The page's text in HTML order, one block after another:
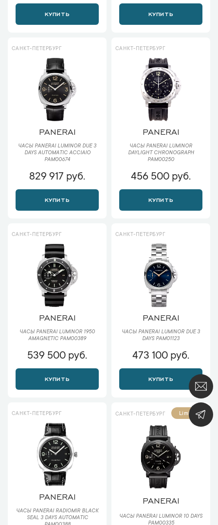
КУПИТЬ КУПИТЬ
САНКТ-ПЕТЕРБУРГ
PANERAI
ЧАСЫ PANERAI LUMINOR DUE 3
DAYS AUTOMATIC ACCIAIO
PAM00674
829 917 руб.
КУПИТЬ
САНКТ-ПЕТЕРБУРГ
PANERAI
ЧАСЫ PANERAI LUMINOR
DAYLIGHT CHRONOGRAPH
PAM00250
456 500 руб.
КУПИТЬ
САНКТ-ПЕТЕРБУРГ
PANERAI
ЧАСЫ PANERAI LUMINOR 1950
AMAGNETIC PAM00389
539 500 руб.
КУПИТЬ
САНКТ-ПЕТЕРБУРГ
PANERAI
ЧАСЫ PANERAI LUMINOR DUE 3
DAYS PAM01123
473 100 руб.
КУПИТЬ
САНКТ-ПЕТЕРБУРГ
PANERAI
ЧАСЫ PANERAI RADIOMIR BLACK
SEAL 3 DAYS AUTOMATIC
САНКТ-ПЕТЕРБУРГ Limited
PANERAI
ЧАСЫ PANERAI LUMINOR 10 DAYS
PAM00335